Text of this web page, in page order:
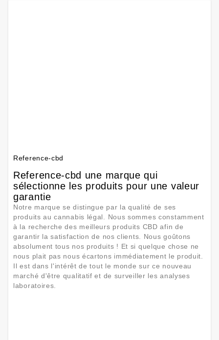
Reference-cbd
Reference-cbd une marque qui
sélectionne les produits pour une valeur
garantie
Notre marque se distingue par la qualité de ses
produits au cannabis légal. Nous sommes constamment
à la recherche des meilleurs produits CBD afin de
garantir la satisfaction de nos clients. Nous goûtons
absolument tous nos produits ! Et si quelque chose ne
nous plait pas nous écartons immédiatement le produit.
Il est dans l'intérêt de tout le monde sur ce nouveau
marché d'être qualitatif et de surveiller les analyses
laboratoires.